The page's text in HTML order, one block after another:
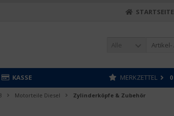
STARTSEITE
Alle
KASSE MERKZETTEL 0
Motorteile Diesel Zylinderköpfe & Zubehör